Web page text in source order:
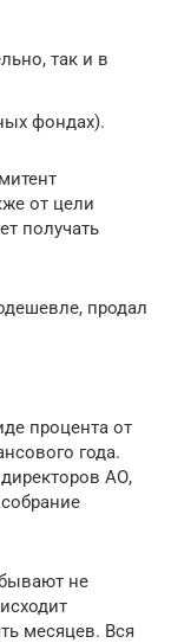
так и в
фондах).
от цели
получать
продал
процента от
года.
АО,
не
месяцев. Вся